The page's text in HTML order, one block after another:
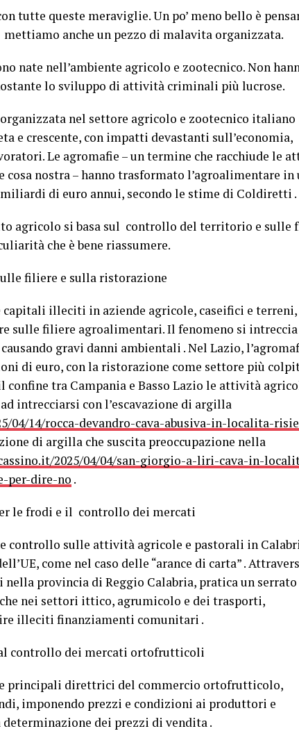
tutte queste meraviglie. Un po’ meno bello è
anche un pezzo di malavita organizzata.
nate nell’ambiente agricolo e zootecnico. Non
lo sviluppo di attività criminali più lucrose.
nel settore agricolo e zootecnico italiano
e crescente, con impatti devastanti sull’economia,
Le agromafie – un termine che racchiude le
cosa nostra – hanno trasformato l’agroalimentare in
di euro annui, secondo le stime di Coldiretti .
agricolo si basa sul controllo del territorio e sulle
che è bene riassumere.
filiere e sulla ristorazione
capitali illeciti in aziende agricole, caseifici e terreni,
sulle filiere agroalimentari. Il fenomeno si intreccia
gravi danni ambientali . Nel Lazio,
di euro, con la ristorazione come settore più
tra Campania e Basso Lazio le attività
intrecciarsi con l’escavazione di argilla
04/14/rocca-devandro-cava-abusiva-in-localita-
di argilla che suscita preoccupazione nella
2025/04/04/san-giorgio-a-liri-cava-in-
per-dire-no .
le frodi e il controllo dei mercati
controllo sulle attività agricole e pastorali in
come nel caso delle “arance di carta” .
provincia di Reggio Calabria, pratica un serrato
nei settori ittico, agrumicolo e dei trasporti,
illeciti finanziamenti comunitari .
controllo dei mercati ortofrutticoli
principali direttrici del commercio ortofrutticolo,
imponendo prezzi e condizioni ai produttori e
dei prezzi di vendita .